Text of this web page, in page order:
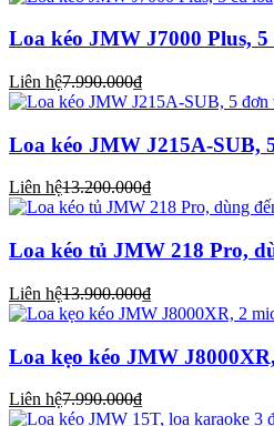
Loa kéo JMW J7000 Plus, 5
Liên hệ7.990.000₫
Loa kéo JMW J215A-SUB,
Liên hệ13.200.000₫
Loa kéo tủ JMW 218 Pro,
Liên hệ13.900.000₫
Loa kẹo kéo JMW
Liên hệ7.990.000₫